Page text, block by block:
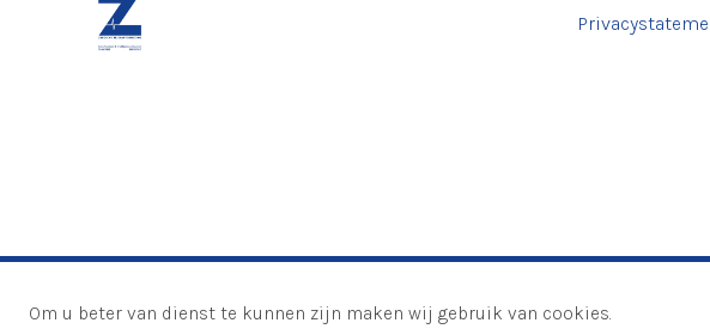
Om u beter van dienst te kunnen zijn maken wij gebruik van cookies.